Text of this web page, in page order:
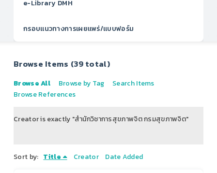
e-Library DMH
กรอบแนวทางการเผยแพร่/แบบฟอร์ม
Browse Items (39 total)
Browse All Browse by Tag
Search Items
Browse References
Creator is exactly "สำนักวิชาการสุขภาพจิต กรมสุขภาพจิต"
Sort by: Title Creator Date Added